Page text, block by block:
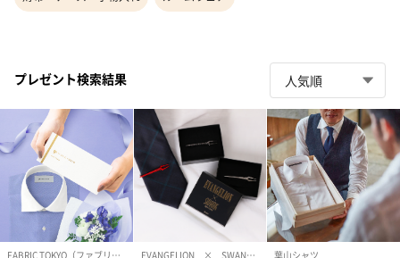
プレゼント検索結果